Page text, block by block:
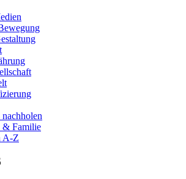
nachholen
& Familie
A-Z